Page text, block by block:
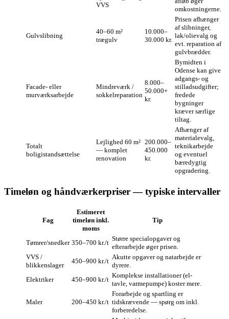
VVS
omkostningerne.
Gulvslibning
40–60 m²
trægulv
10.000–
30.000 kr.
Prisen afhænger
af slibninger,
lak/olievalg og
evt. reparation af
gulvbrædder.
Facade- eller
murværksarbejde
Mindreværk /
sokkelreparation
8.000–
50.000+
kr.
Bymidten i
Odense kan give
adgangs- og
stilladsudgifter;
fredede
bygninger
kræver særlige
tiltag.
Totalt
boligistandsættelse
Lejlighed 60 m²
— komplet
renovation
200.000–
450.000
kr.
Afhænger af
materialevalg,
teknikarbejde
og eventuel
bæredygtig
opgradering.
Timeløn og håndværkerpriser — typiske intervaller
Fag
Estimeret
timeløn inkl.
moms
Tip
Tømrer/snedker 350–700 kr./t
Større specialopgaver og
efterarbejde øger prisen.
VVS /
blikkenslager
450–900 kr./t
Akutte opgaver og natarbejde er
dyrere.
Elektriker
450–900 kr./t
Komplekse installationer (el-
tavle, varmepumpe) koster mere.
Maler 200–450 kr./t
Forarbejde og spartling er
tidskrævende — spørg om inkl.
forberedelse.